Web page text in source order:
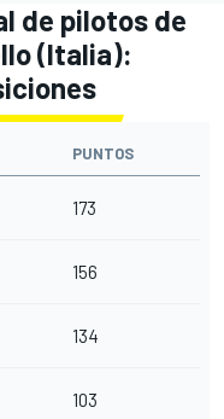
de pilotos de
(Italia):
PUNTOS
173
156
134
103